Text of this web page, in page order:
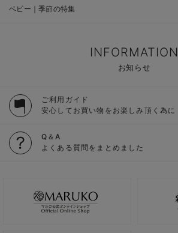
ベビー｜季節の特集
INFORMATION
お知らせ
ご利用ガイド
安心してお買い物をお楽しみ頂く為に
Q＆A
よくある質問をまとめました